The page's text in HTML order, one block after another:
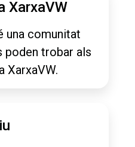
XarxaVW
una comunitat
poden trobar als
XarxaVW.